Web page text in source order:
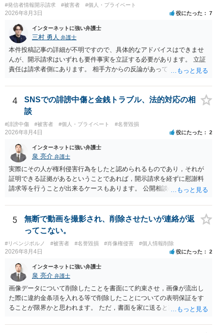
#発信者情報開示請求 #被害者 #個人・プライベート
2026年8月3日 役にたった 7
インターネットに強い弁護士
三村 勇人 弁護士
本件投稿記事の詳細が不明ですので、具体的なアドバイスはできませ
んが、開示請求はいずれも要件事実を立証する必要があります。 立証
責任は請求者側にあります。 相手方からの反論があっても、裁判官が
方が口頭で反論したのは、仮処分は迅速性が要求されるためです。 書
面での反論となれば、より遅延する可能性がございます。 また、本件
はXのため、APのIPアドレスの保存期間の問題もございます。 開示請
求は法律知識が不可欠ですが、それだけでは足りず、実務を踏まえた
方法を選択することが重要です。
4
SNSでの誹謗中傷と金銭トラブル、法的対応の相
談
#誹謗中傷 #被害者 #個人・プライベート #名誉毀損
2026年8月4日 役にたった 2
インターネットに強い弁護士
泉 亮介 弁護士
実際にその人が権利侵害行為をしたと認められるものであり，それが
証明できる証拠があるということであれば，開示請求を経ずに慰謝料
請求等を行うことが出来るケースもあります。 公開相談の場では回答
に個別に相談されると良いでしょう。
5
無断で動画を撮影され、削除させたいが連絡が返
ってこない。
#リベンジポルノ #被害者 #名誉毀損 #肖像権侵害 #個人情報削除
2026年8月4日 役にたった 2
インターネットに強い弁護士
泉 亮介 弁護士
画像データについて削除したことを書面にて約束させ，画像が流出し
た際に違約金条項を入れる等で削除したことについての表明保証をす
ることが限界かと思われます。 ただ，書面を家に送ると家族に不貞行
除等を求めることは避けたほうが良いかと思われます。